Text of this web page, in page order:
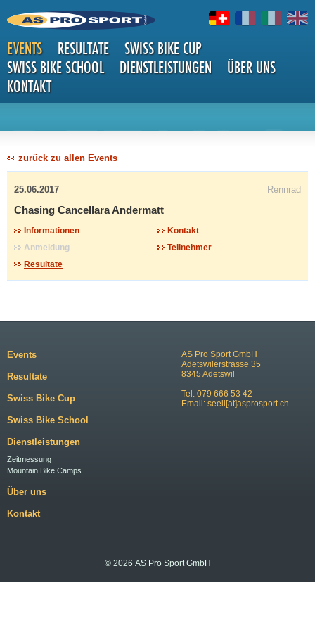
EVENTS RESULTATE
SWISS BIKE CUP
SWISS BIKE SCHOOL
DIENSTLEISTUNGEN
ÜBER UNS
KONTAKT
DETAILS
zurück zu allen Events
25.06.2017 Rennrad
Chasing Cancellara Andermatt
Informationen
Kontakt
Anmeldung
Teilnehmer
Resultate
AS Pro Sport GmbH
Adetswilerstrasse 35
8345 Adetswil
Tel. 079 666 53 42
Email: seeli[at]asprosport.ch
Events
Resultate
Swiss Bike Cup
Swiss Bike School
Dienstleistungen
Zeitmessung
Mountain Bike Camps
Über uns
Kontakt
© 2026 AS Pro Sport GmbH